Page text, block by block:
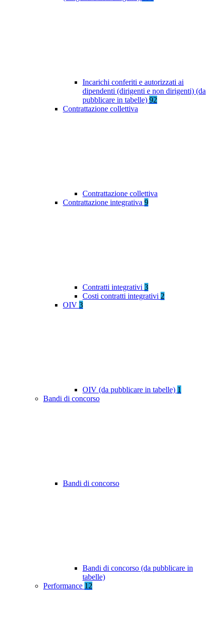
Incarichi conferiti e autorizzati ai
dipendenti (dirigenti e non dirigenti) (da
pubblicare in tabelle) 92
Contrattazione collettiva
Contrattazione collettiva
Contrattazione integrativa 9
Contratti integrativi 3
Costi contratti integrativi 2
OIV 3
OIV (da pubblicare in tabelle) 1
Bandi di concorso
Bandi di concorso
Bandi di concorso (da pubblicare in
tabelle)
Performance 12